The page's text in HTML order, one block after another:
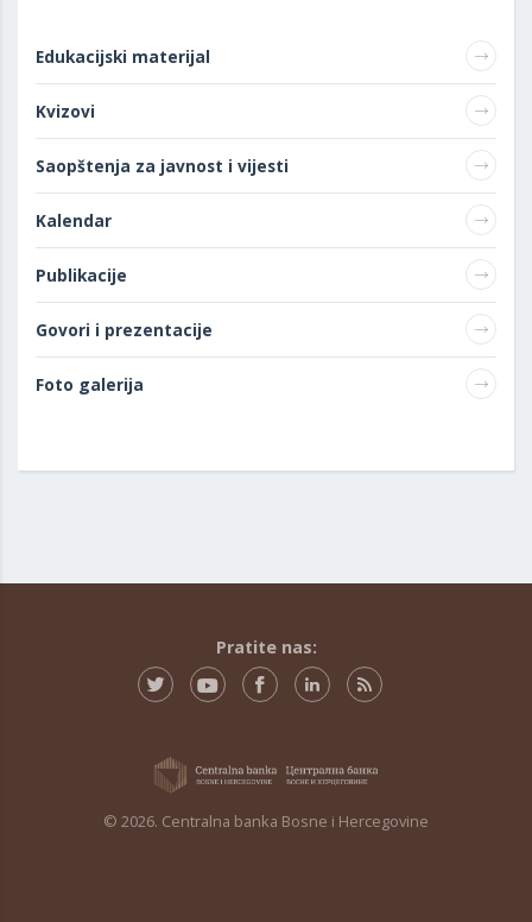
Edukacijski materijal
Kvizovi
Saopštenja za javnost i vijesti
Kalendar
Publikacije
Govori i prezentacije
Foto galerija
Pratite nas:
© 2026. Centralna banka Bosne i Hercegovine